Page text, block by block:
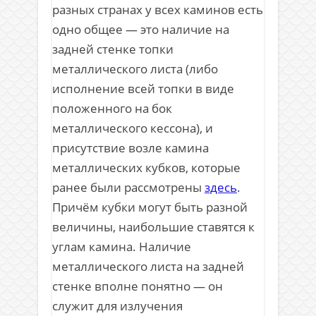
разных странах у всех каминов есть
одно общее — это наличие на
задней стенке топки
металлического листа (либо
исполнение всей топки в виде
положенного на бок
металлического кессона), и
присутствие возле камина
металлических кубков, которые
ранее были рассмотрены здесь.
Причём кубки могут быть разной
величины, наибольшие ставятся к
углам камина. Наличие
металлического листа на задней
стенке вполне понятно — он
служит для излучения